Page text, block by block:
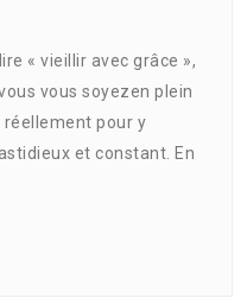
« vieillir avec grâce »,
vous soyezen plein
réellement pour y
et constant. En